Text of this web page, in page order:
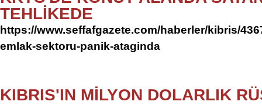
TEHLİKEDE
https://www.seffafgazete.com/haberler/kibris/
emlak-sektoru-panik-ataginda
KIBRIS'IN MİLYON DOLARLIK